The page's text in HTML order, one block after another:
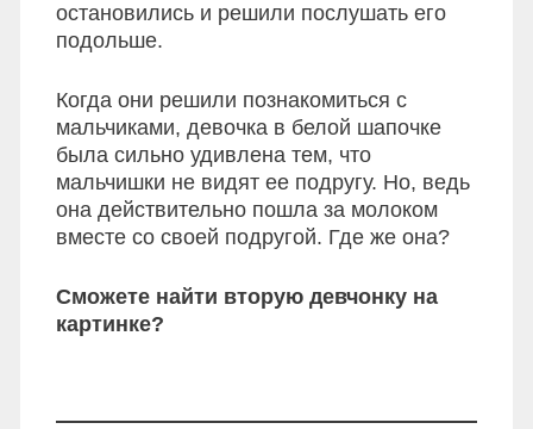
остановились и решили послушать его
подольше.
Когда они решили познакомиться с
мальчиками, девочка в белой шапочке
была сильно удивлена тем, что
мальчишки не видят ее подругу. Но, ведь
она действительно пошла за молоком
вместе со своей подругой. Где же она?
Сможете найти вторую девчонку на
картинке?